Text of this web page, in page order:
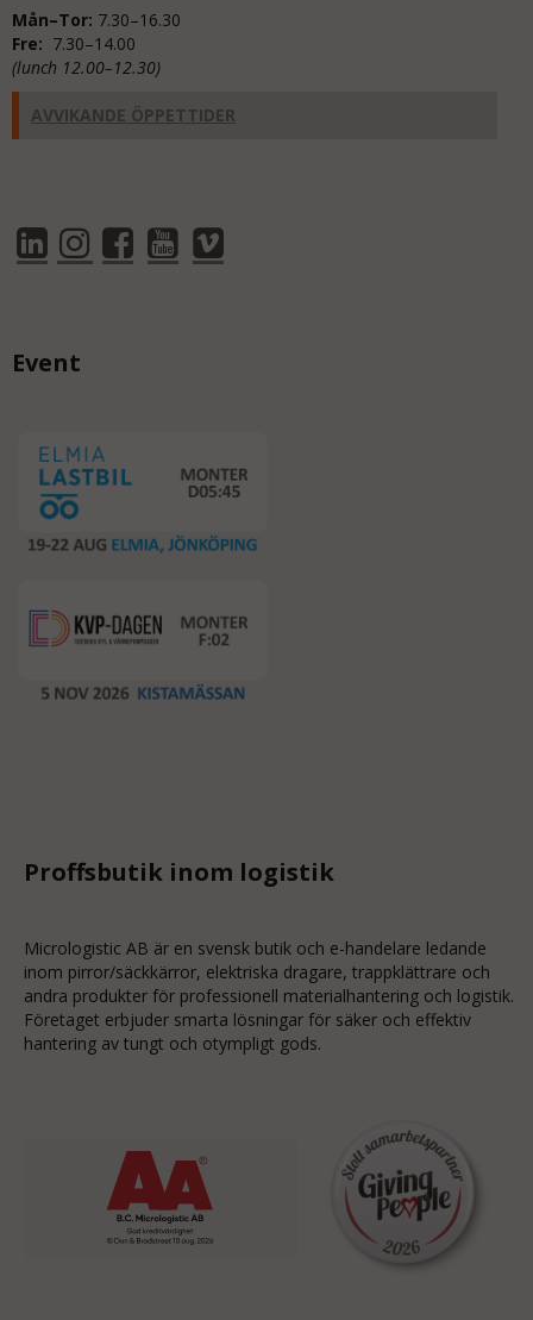
Mån–Tor: 7.30–16.30
Fre: 7.30–14.00
(lunch 12.00–12.30)
AVVIKANDE ÖPPETTIDER
Event
Proffsbutik inom logistik
Micrologistic AB är en svensk butik och e-handelare ledande
inom pirror/säckkärror, elektriska dragare, trappklättrare och
andra produkter för professionell materialhantering och logistik.
Företaget erbjuder smarta lösningar för säker och effektiv
hantering av tungt och otympligt gods.